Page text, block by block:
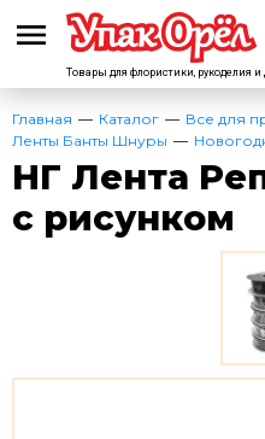
Товары для флористики, рукоделия и
Главная Каталог Все для
Ленты Банты Шнуры
НГ Лента
с рисунком